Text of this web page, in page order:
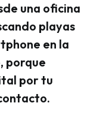
una oficina
playas
en la
porque
por tu